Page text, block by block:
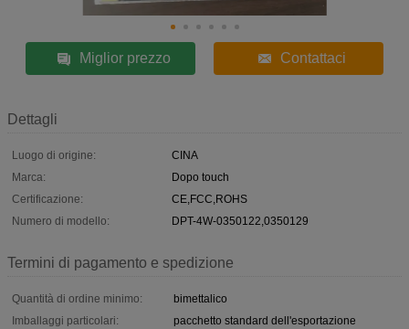
Miglior prezzo Contattaci
Dettagli
Luogo di origine:
CINA
Marca:
Dopo touch
Certificazione:
CE,FCC,ROHS
Numero di modello:
DPT-4W-0350122,0350129
Termini di pagamento e spedizione
Quantità di ordine minimo:
bimettalico
Imballaggi particolari:
pacchetto standard dell'esportazione